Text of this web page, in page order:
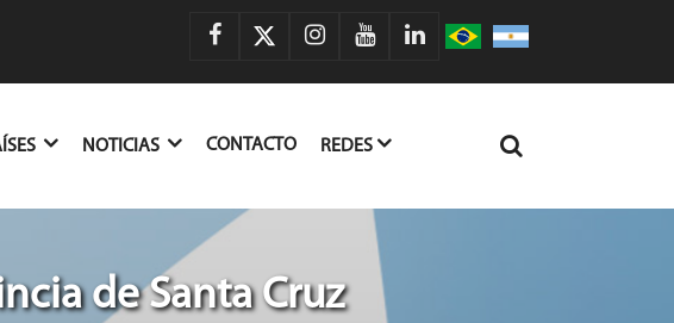
NOTICIAS CONTACTO REDES
de Santa Cruz